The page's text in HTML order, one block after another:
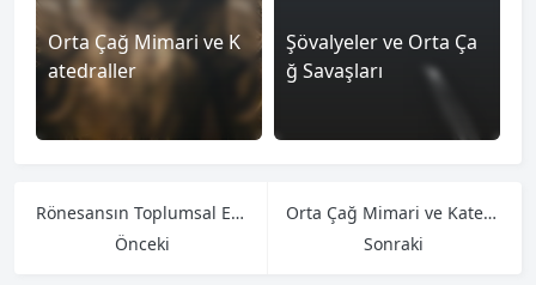
Orta Çağ Mimari ve K
atedraller
Şövalyeler ve Orta Ça
ğ Savaşları
Rönesansın Toplumsal Etkileri ve Reformlar
Önceki
Orta Çağ Mimari ve Katedraller
Sonraki